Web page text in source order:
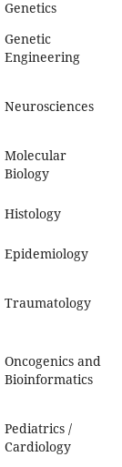
Genetics
Genetic
Engineering
Neurosciences
Molecular
Biology
Histology
Epidemiology
Traumatology
Oncogenics and
Bioinformatics
Pediatrics /
Cardiology